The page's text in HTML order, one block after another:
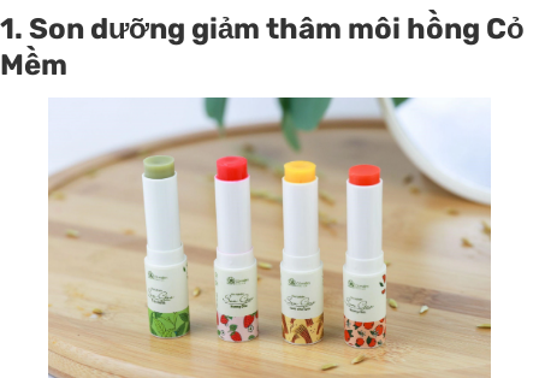
1. Son dưỡng giảm thâm môi hồng Cỏ
Mềm